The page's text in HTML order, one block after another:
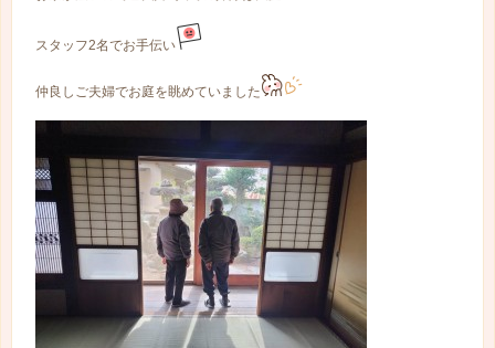
スタッフ2名でお手伝い
仲良しご夫婦でお庭を眺めていました